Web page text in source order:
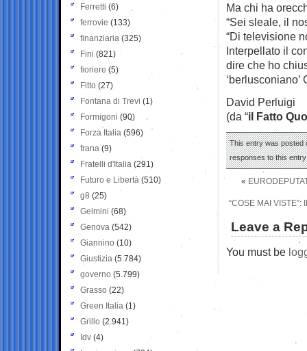
Ma chi ha
“Sei sleale, il
“Di televisione
Interpellato il
dire che ho
‘berlusconiano’
David Perluigi
(da “il Fatto
This entry was posted
responses to this
«
“COSE MAI
Leave a
You must be
Ferretti (6)
ferrovie (133)
finanziaria (325)
Fini (821)
fioriere (5)
Fitto (27)
Fontana di Trevi (1)
Formigoni (90)
Forza Italia (596)
frana (9)
Fratelli d'Italia (291)
Futuro e Libertà (510)
g8 (25)
Gelmini (68)
Genova (542)
Giannino (10)
Giustizia (5.784)
governo (5.799)
Grasso (22)
Green Italia (1)
Grillo (2.941)
Idv (4)